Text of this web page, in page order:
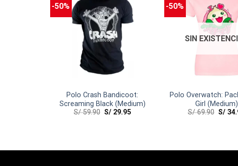
-50%
Polo Crash Bandicoot:
Screaming Black (Medium)
S/59.90 S/ 29.95
-50%
SIN
Polo Overwatch:
Girl (Medium)
S/69.90 S/